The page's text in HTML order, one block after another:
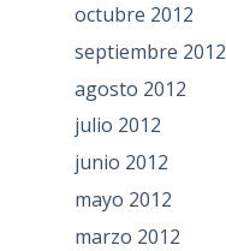
octubre 2012
septiembre 2012
agosto 2012
julio 2012
junio 2012
mayo 2012
marzo 2012